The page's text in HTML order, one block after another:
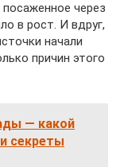
через
в рост. И вдруг,
начали
причин этого
— какой
секреты